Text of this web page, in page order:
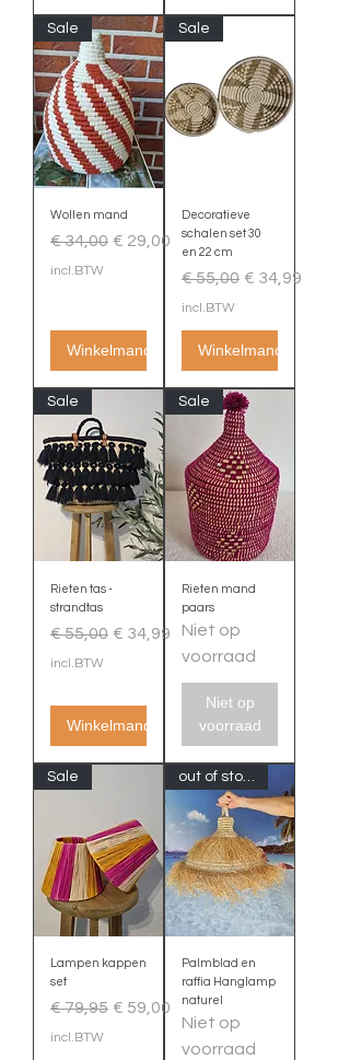
Sale
Wollen mand
Normale prijs
€ 34,00 Verkoopprijs
€ 29,00
incl.BTW
Winkelmand
Sale
Decoratieve
schalen set 30
en 22 cm
Normale prijs
€ 55,00 Verkoopprijs
€ 34,99
incl.BTW
Winkelmand
Sale
Rieten tas -
strandtas
Normale prijs
€ 55,00 Verkoopprijs
€ 34,99
incl.BTW
Winkelmand
Sale
Rieten mand
paars
Niet op
voorraad
Niet op
voorraad
Sale
Lampen kappen
set
Normale prijs
€ 79,95 Verkoopprijs
€ 59,00
incl.BTW
Palmblad en
raffia Hanglamp
naturel
Niet op
voorraad